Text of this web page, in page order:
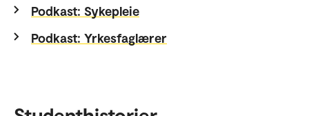
Podkast: Sykepleie
Podkast: Yrkesfaglærer